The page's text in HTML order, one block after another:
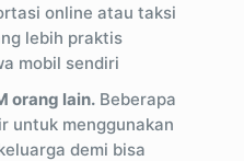
online atau taksi
lebih praktis
mobil sendiri
orang lain.Beberapa
untuk menggunakan
demi bisa